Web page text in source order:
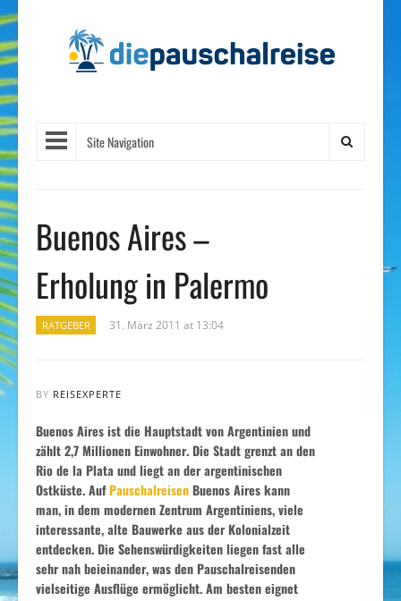
Site Navigation
Buenos Aires –
Erholung in Palermo
RATGEBER 31. März 2011 at 13:04
BY REISEXPERTE
Buenos Aires ist die Hauptstadt von Argentinien und
zählt 2,7 Millionen Einwohner. Die Stadt grenzt an den
Rio de la Plata und liegt an der argentinischen
Ostküste. AufPauschalreisenBuenos Aires kann
man, in dem modernen Zentrum Argentiniens, viele
interessante, alte Bauwerke aus der Kolonialzeit
entdecken. Die Sehenswürdigkeiten liegen fast alle
sehr nah beieinander, was den Pauschalreisenden
vielseitige Ausflüge ermöglicht. Am besten eignet